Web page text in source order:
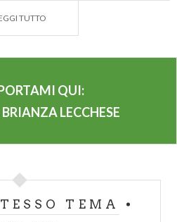
si raggiungeImbersago,
Da Vinci, per
lungo l'alzaia in
Adda di Leonardo,
14 tappe di interesse
TUTTO
QUI:
LECCHESE
TEMA